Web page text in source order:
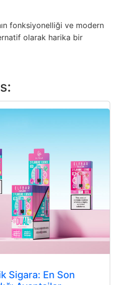
fonksiyonelliği ve modern
olarak harika bir
Sigara: En Son